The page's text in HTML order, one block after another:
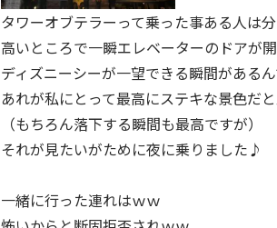
タワーオブテラーって乗った事ある人は
高いところで一瞬エレベーターのドアが
ディズニーシーが一望できる瞬間があるん
あれが私にとって最高にステキな景色だ
（もちろん落下する瞬間も最高ですが）
それが見たいがために夜に乗りました♪
一緒に行った連れはｗｗ